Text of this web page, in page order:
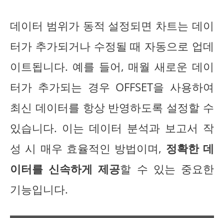
데이터 범위가 동적 설정되면 차트는 데이
터가 추가되거나 수정될 때 자동으로 업데
이트됩니다. 예를 들어, 매월 새로운 데이
터가 추가되는 경우 OFFSET을 사용하여
최신 데이터를 항상 반영하도록 설정할 수
있습니다. 이는 데이터 분석과 보고서 작
성 시 매우 효율적인 방법이며, 정확한 데
이터를 신속하게 제공할 수 있는 중요한
기능입니다.